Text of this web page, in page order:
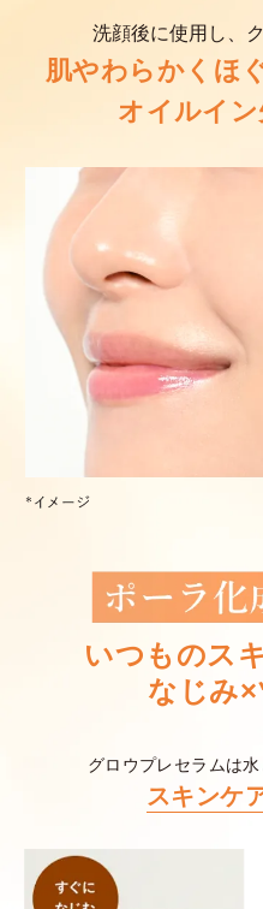
洗顔後に使用し、
肌やわらかくほ
オイルイ
いつものス
なじみ
グロウプレセラムは
スキンケ